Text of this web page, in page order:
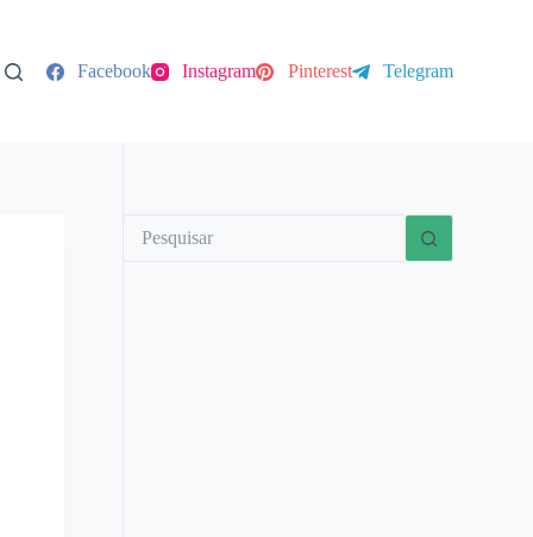
Facebook Instagram Pinterest Telegram